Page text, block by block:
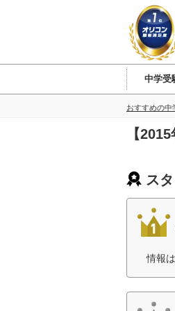
中学受
おすすめの中
【
ス
情報